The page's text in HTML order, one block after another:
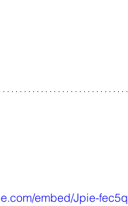
embed/Jpie-